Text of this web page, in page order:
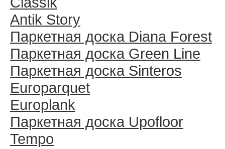
Antik Story
Паркетная доска Diana Forest
Паркетная доска Green Line
Паркетная доска Sinteros
Europarquet
Europlank
Паркетная доска Upofloor
Tempo